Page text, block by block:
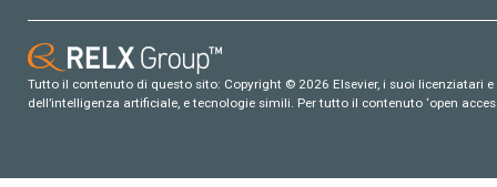
Tutto il contenuto di questo sito: Copyright © 2026 Elsevier, i suoi
dell’intelligenza artificiale, e tecnologie simili. Per tutto il contenuto ‘open